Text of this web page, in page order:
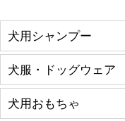
犬用シャンプー
犬服・ドッグウェア
犬用おもちゃ